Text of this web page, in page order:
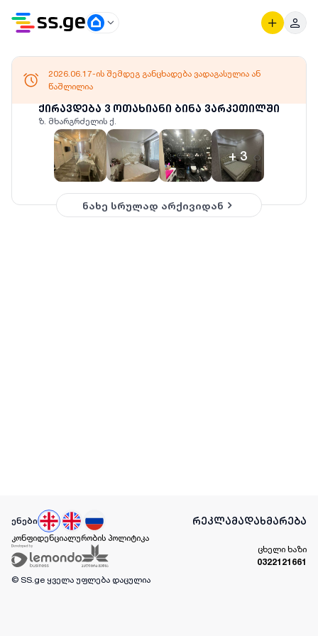
ქირავდება 3 ოთახიანი ბინა ვარკეთილში
ზ. მხარგრძელის ქ.
+3
2026.06.17-ის შემდეგ განცხადება ვადაგასულია ან
წაშლილია
ნახე სრულად არქივიდან
ენები რეკლამადახმარება
კონფიდენციალურობის პოლიტიკა
ცხელი ხაზი
0322121661
© SS.ge ყველა უფლება დაცულია